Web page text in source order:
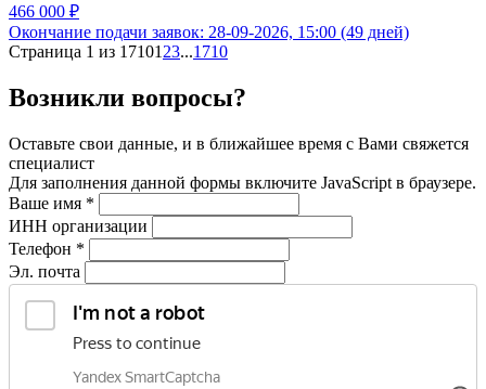
466 000 ₽
Окончание подачи заявок: 28-09-2026, 15:00 (49 дней)
Страница 1 из 17101 23...1710
Возникли вопросы?
Оставьте свои данные, и в ближайшее время с Вами свяжется
специалист
Для заполнения данной формы включите JavaScript в браузере.
Ваше имя *
ИНН организации
Телефон *
Эл. почта